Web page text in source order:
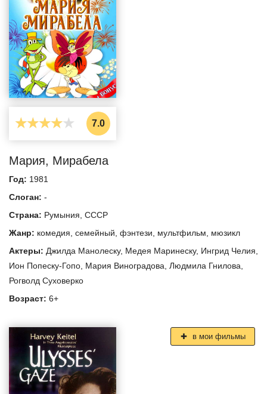
7.0
Мария, Мирабела
Год: 1981
Слоган: -
Страна: Румыния СССР
Жанр: комедия семейный фэнтези мультфильм
мюзикл
Актеры: Джилда Манолеску, Медея Маринеску, Ингрид Челия
Ион Попеску-Гопо Мария Виноградова Людмила Гнилова
Рогволд Суховерко
Возраст: 6+
в мои фильмы